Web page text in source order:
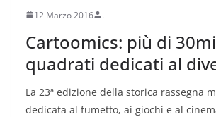
12 Marzo 2016 .
Cartoomics: più di
quadrati dedicati al
La 23ª edizione della storica rassegna
dedicata al fumetto, ai giochi e al